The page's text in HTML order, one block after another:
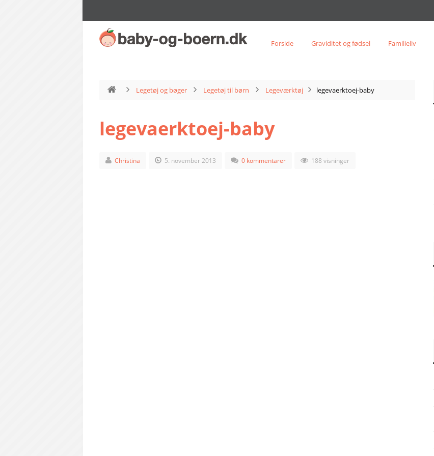
Forside Graviditet og fødsel Familieliv
Legetøj og bøger Legetøj til børn Legeværktøj legevaerktoej-baby
legevaerktoej-baby
Christina 5. november 2013 0 kommentarer 188 visninger